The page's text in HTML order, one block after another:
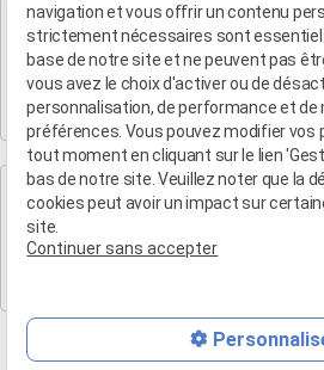
Cabinet d'Aix-en-
Maître Patrice
4 rue du Quatre-
13100 AIX EN
Cabinet de
Maître Patrice
19 Bd Arthur
navigation et vous offrir un contenu
strictement nécessaires sont
base de notre site et ne peuvent pas
vous avez le choix d'activer ou de
personnalisation, de performance et de
préférences. Vous pouvez modifier vos
tout moment en cliquant sur le lien
bas de notre site. Veuillez noter que la
cookies peut avoir un impact sur
site.
Continuer sans accepter